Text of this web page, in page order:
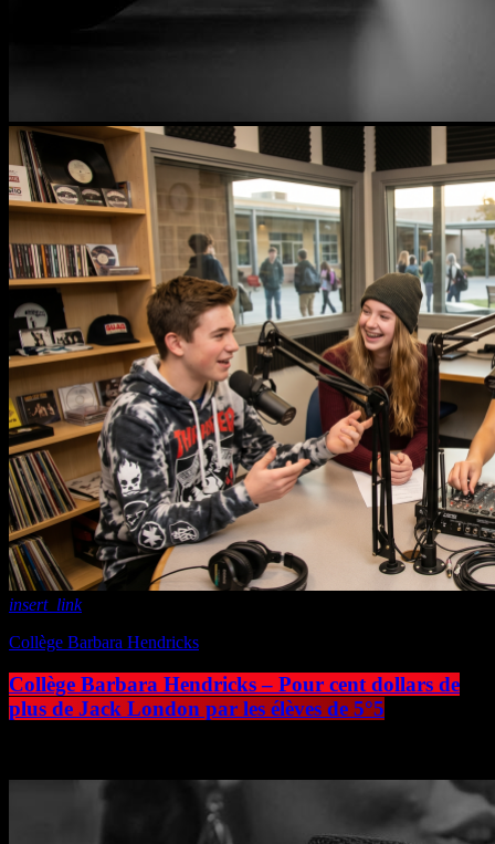
insert_link
Collège Barbara Hendricks
Collège Barbara Hendricks – Pour cent dollars de
plus de Jack London par les élèves de 5°5